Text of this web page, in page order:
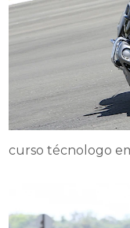
curso técnologo